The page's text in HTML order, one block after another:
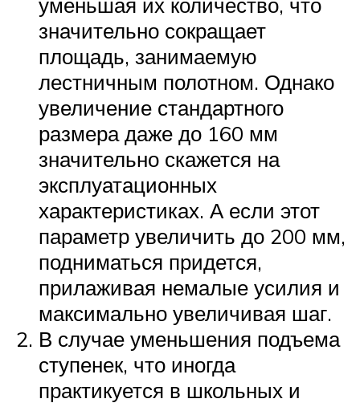
значительно сокращает
площадь, занимаемую
лестничным полотном. Однако
увеличение стандартного
размера даже до 160 мм
значительно скажется на
эксплуатационных
характеристиках. А если этот
параметр увеличить до 200 мм,
подниматься придется,
прилаживая немалые усилия и
максимально увеличивая шаг.
В случае уменьшения подъема
ступенек, что иногда
практикуется в школьных и